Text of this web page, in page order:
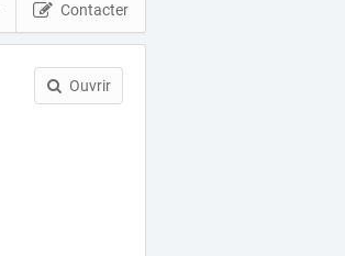
Contacter
Ouvrir